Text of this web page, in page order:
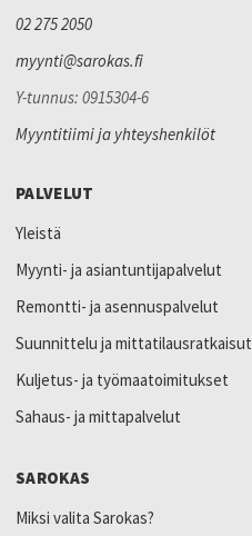
02 275 2050
myynti@sarokas.fi
Y-tunnus: 0915304-6
Myyntitiimi ja yhteyshenkilöt
PALVELUT
Yleistä
Myynti- ja asiantuntijapalvelut
Remontti- ja asennuspalvelut
Suunnittelu ja mittatilausratkaisut
Kuljetus- ja työmaatoimitukset
Sahaus- ja mittapalvelut
SAROKAS
Miksi valita Sarokas?